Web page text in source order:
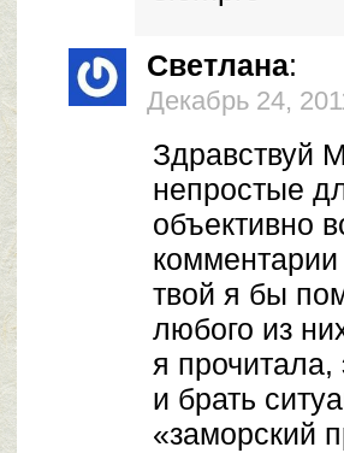
Светлана:
Декабрь 24,
Здравствуй
непростые
объективно
твой я бы
любого из
я прочитала,
и брать
«заморский